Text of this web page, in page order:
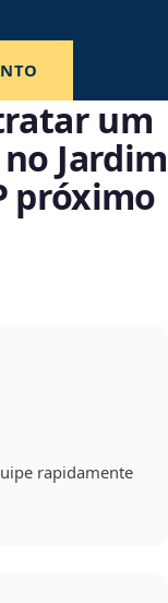
um
Jardim
próximo
rapidamente